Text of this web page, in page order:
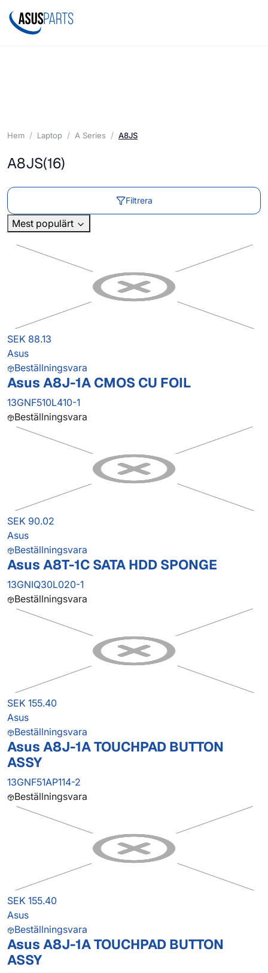
Hem Laptop A Series A8JS
A8JS(16)
Filtrera
Mest populärt
SEK 88.13
Asus
Beställningsvara
Asus A8J-1A CMOS CU FOIL
13GNF510L410-1
Beställningsvara
SEK 90.02
Asus
Beställningsvara
Asus A8T-1C SATA HDD SPONGE
13GNIQ30L020-1
Beställningsvara
SEK 155.40
Asus
Beställningsvara
Asus A8J-1A TOUCHPAD BUTTON
ASSY
13GNF51AP114-2
Beställningsvara
SEK 155.40
Asus
Beställningsvara
Asus A8J-1A TOUCHPAD BUTTON
ASSY